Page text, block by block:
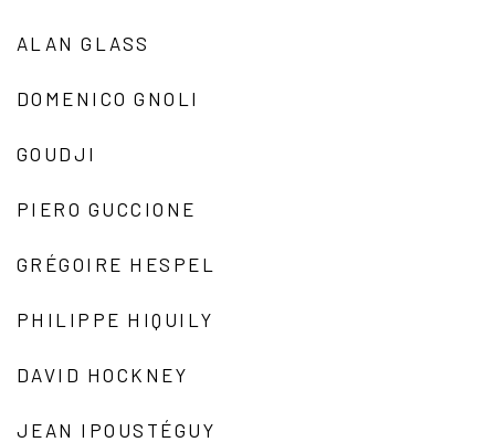
ALAN GLASS
DOMENICO GNOLI
GOUDJI
PIERO GUCCIONE
GRÉGOIRE HESPEL
PHILIPPE HIQUILY
DAVID HOCKNEY
JEAN IPOUSTÉGUY